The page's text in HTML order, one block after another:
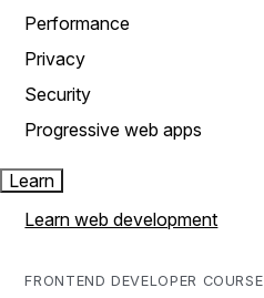
Performance
Privacy
Security
Progressive web apps
Learn
Learn web development
FRONTEND DEVELOPER COURSE